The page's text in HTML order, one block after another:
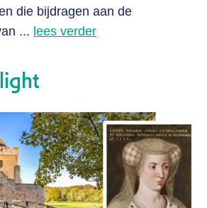
die bijdragen aan de
... lees verder